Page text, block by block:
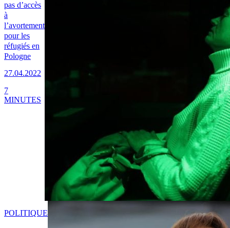
pas d’accès
à
l’avortement
pour les
réfugiés en
Pologne
27.04.2022
7
MINUTES
POLITIQUE